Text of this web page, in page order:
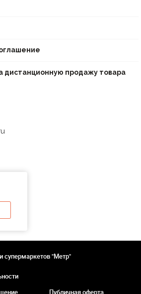
дистанционную продажу товара
супермаркетов "Метр"